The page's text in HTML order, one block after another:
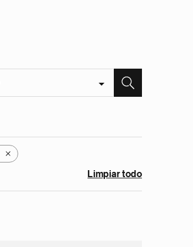
X
Limpiar todo